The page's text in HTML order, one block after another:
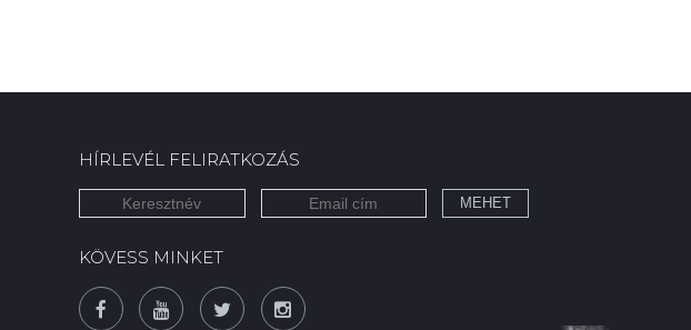
HÍRLEVÉL FELIRATKOZÁS
MEHET
KÖVESS MINKET